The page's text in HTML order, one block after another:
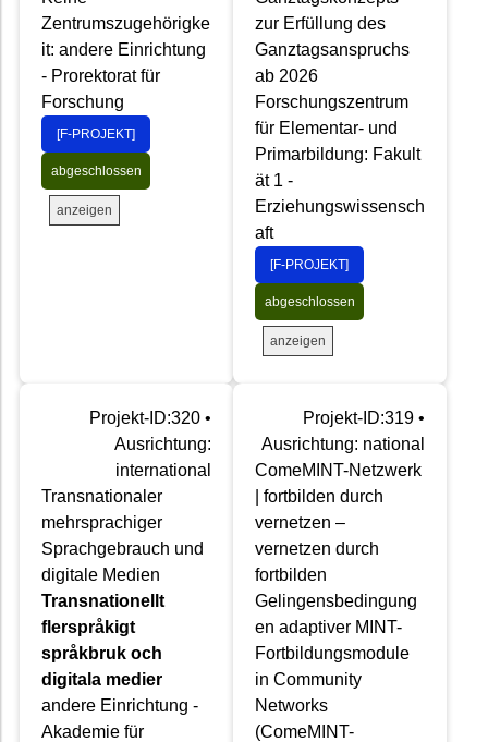
Zentrumszugehörigke
it: andere Einrichtung
- Prorektorat für
Forschung
[F-PROJEKT]
abgeschlossen
anzeigen
zur Erfüllung des
Ganztagsanspruchs
ab 2026
Forschungszentrum
für Elementar- und
Primarbildung: Fakult
ät 1 -
Erziehungswissensch
aft
[F-PROJEKT]
abgeschlossen
anzeigen
Projekt-ID:320 •
Ausrichtung:
international
Transnationaler
mehrsprachiger
Sprachgebrauch und
digitale Medien
Transnationellt
flerspråkigt
språkbruk och
digitala medier
andere Einrichtung -
Akademie für
Projekt-ID:319 •
Ausrichtung: national
ComeMINT-Netzwerk
| fortbilden durch
vernetzen –
vernetzen durch
fortbilden
Gelingensbedingung
en adaptiver MINT-
Fortbildungsmodule
in Community
Networks
(ComeMINT-